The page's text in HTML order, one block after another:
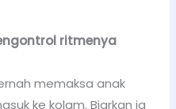
ritmenya
memaksa anak
ke kolam. Biarkan ia